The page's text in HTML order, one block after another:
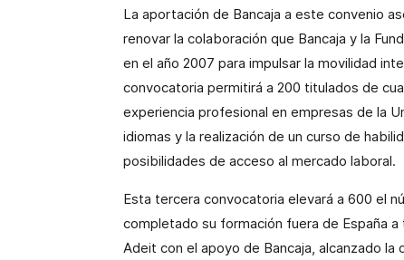
La aportación de Bancaja a este convenio
renovar la colaboración que Bancaja y la
en el año 2007 para impulsar la movilidad
convocatoria permitirá a 200 titulados de
experiencia profesional en empresas de la
idiomas y la realización de un curso de
posibilidades de acceso al mercado laboral.
Esta tercera convocatoria elevará a 600 el
completado su formación fuera de España
Adeit con el apoyo de Bancaja, alcanzado